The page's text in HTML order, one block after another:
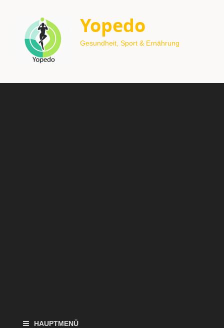
Yopedo
Gesundheit, Sport & Ernährung
HAUPTMENÜ